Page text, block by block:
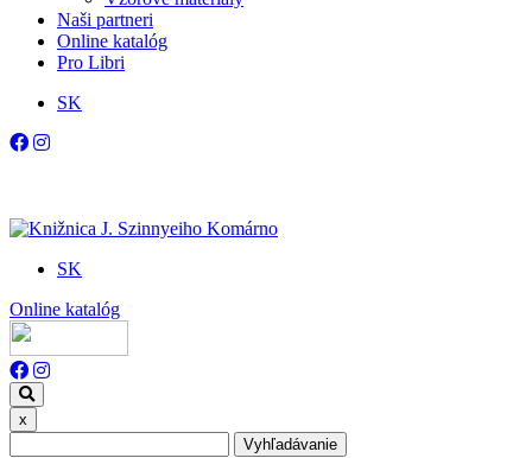
Naši partneri
Online katalóg
Pro Libri
SK
SK
Online katalóg
x
Vyhľadávanie